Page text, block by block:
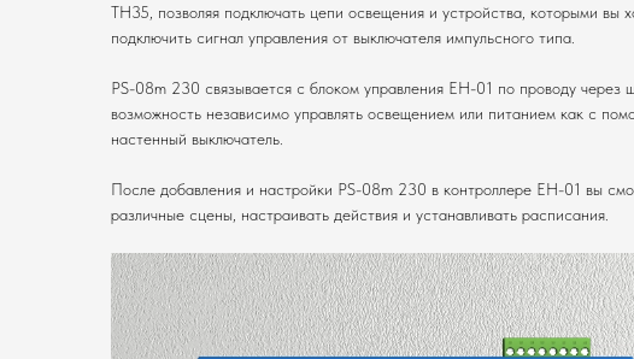
TH35, позволяя подключать цепи освещения и устройства, которыми вы
подключить сигнал управления от выключателя импульсного типа.
PS-08m 230 связывается с блоком управления EH-01 по проводу
возможность независимо управлять освещением или питанием как с
настенный выключатель.
После добавления и настройки PS-08m 230 в контроллере EH-01 вы
различные сцены, настраивать действия и устанавливать расписания.